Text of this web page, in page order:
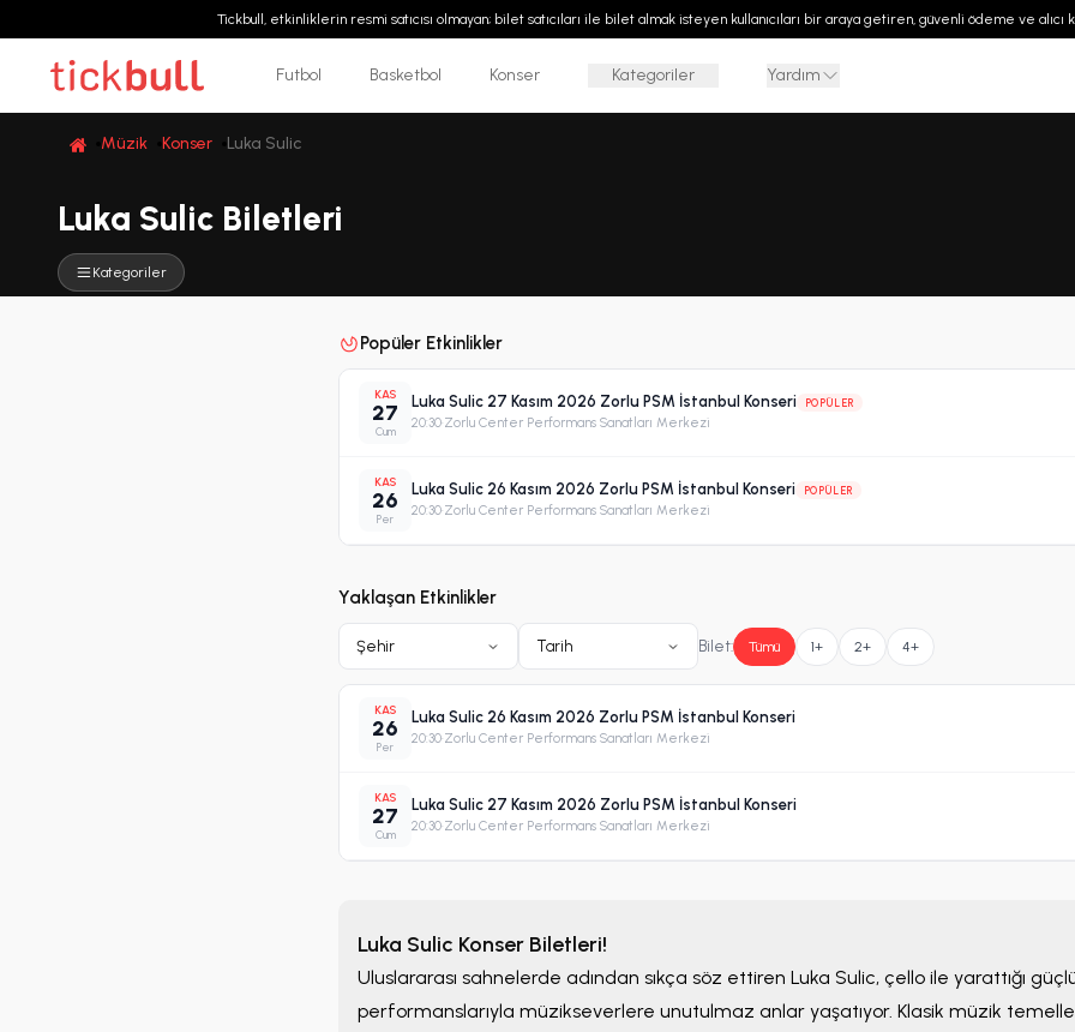
Tickbull, etkinliklerin resmi satıcısı olmayan; bilet satıcıları ile bilet almak isteyen kullanıcıları bir araya getiren, güvenli ödeme ve
Futbol Basketbol Konser Kategoriler Yardım
Müzik Konser Luka Sulic
Luka Sulic Biletleri
Kategoriler
Popüler Etkinlikler
KAS
27
Cum
Luka Sulic 27 Kasım 2026 Zorlu PSM İstanbul Konseri POPÜLER
20:30·Zorlu Center Performans Sanatları Merkezi
KAS
26
Per
Luka Sulic 26 Kasım 2026 Zorlu PSM İstanbul Konseri POPÜLER
20:30·Zorlu Center Performans Sanatları Merkezi
Yaklaşan Etkinlikler
Şehir Tarih Bilet: Tümü 1+ 2+ 4+
KAS
26
Per
Luka Sulic 26 Kasım 2026 Zorlu PSM İstanbul Konseri
20:30·Zorlu Center Performans Sanatları Merkezi
KAS
27
Cum
Luka Sulic 27 Kasım 2026 Zorlu PSM İstanbul Konseri
20:30·Zorlu Center Performans Sanatları Merkezi
Luka Sulic Konser Biletleri!
Uluslararası sahnelerde adından sıkça söz ettiren Luka Sulic, çello ile yarattığı
performanslarıyla müzikseverlere unutulmaz anlar yaşatıyor. Klasik müzik